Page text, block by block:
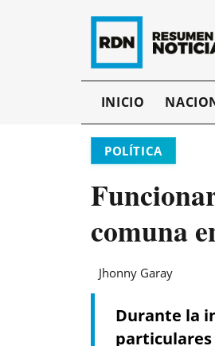
INICIO
POLÍTICA
comuna
Jhonny Garay
Durante la